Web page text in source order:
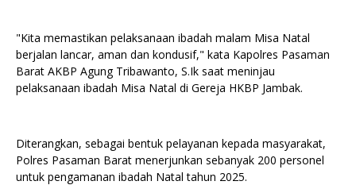
"Kita memastikan pelaksanaan ibadah malam Misa Natal
berjalan lancar, aman dan kondusif," kata Kapolres Pasaman
Barat AKBP Agung Tribawanto, S.Ik saat meninjau
pelaksanaan ibadah Misa Natal di Gereja HKBP Jambak.
Diterangkan, sebagai bentuk pelayanan kepada masyarakat,
Polres Pasaman Barat menerjunkan sebanyak 200 personel
untuk pengamanan ibadah Natal tahun 2025.